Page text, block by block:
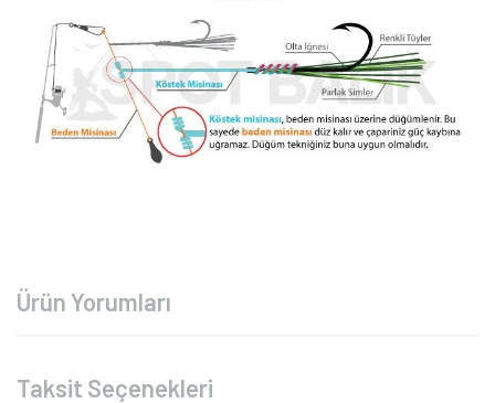
Ürün Yorumları
Taksit Seçenekleri